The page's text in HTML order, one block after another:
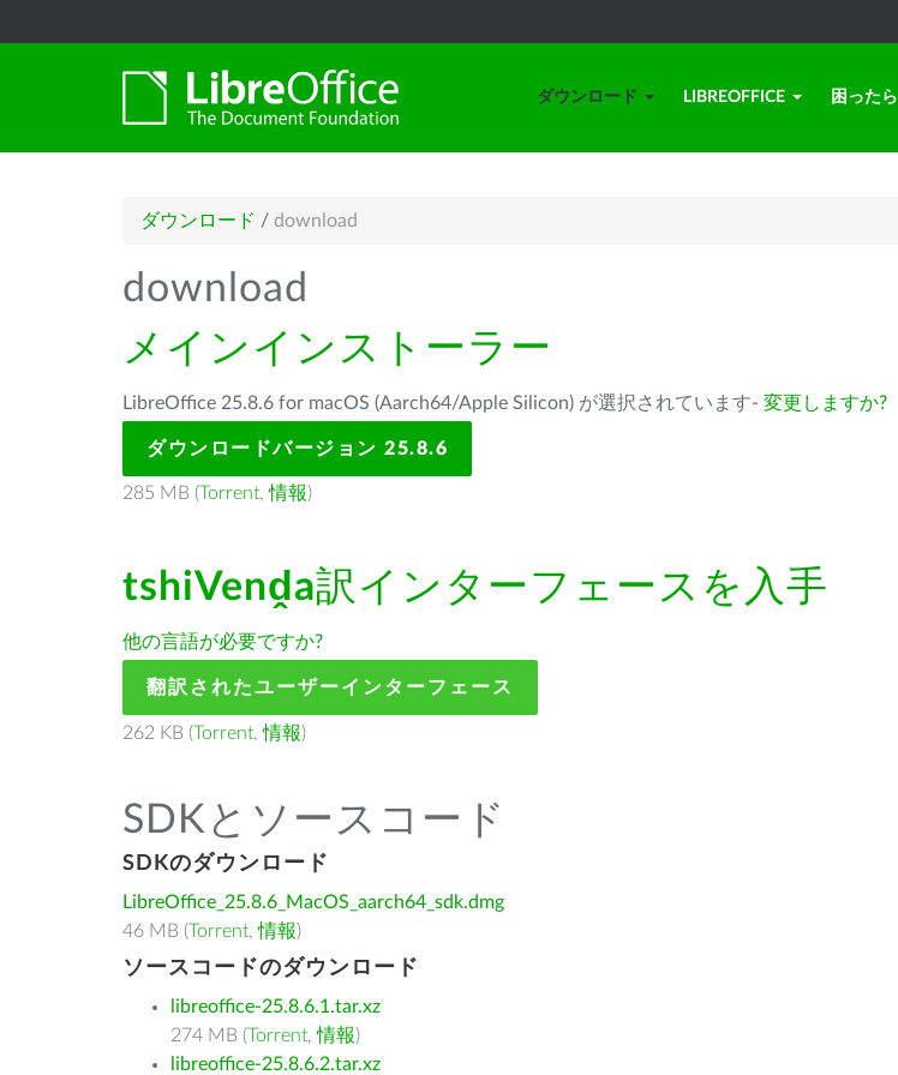
ダウンロード LIBREOFFICE 困ったら
ダウンロード / download
download
メインインストーラー
LibreOffice 25.8.6 for macOS (Aarch64/Apple Silicon) が選択されています- 変更しますか?
ダウンロードバージョン 25.8.6
285 MB (Torrent,情報)
tshiVenḓa訳インターフェースを入手
他の言語が必要ですか?
翻訳されたユーザーインターフェース
262 KB (Torrent,情報)
SDKとソースコード
SDKのダウンロード
LibreOffice_25.8.6_MacOS_aarch64_sdk.dmg
46 MB (Torrent,情報)
ソースコードのダウンロード
libreoffice-25.8.6.1.tar.xz
274 MB (Torrent,情報)
libreoffice-25.8.6.2.tar.xz